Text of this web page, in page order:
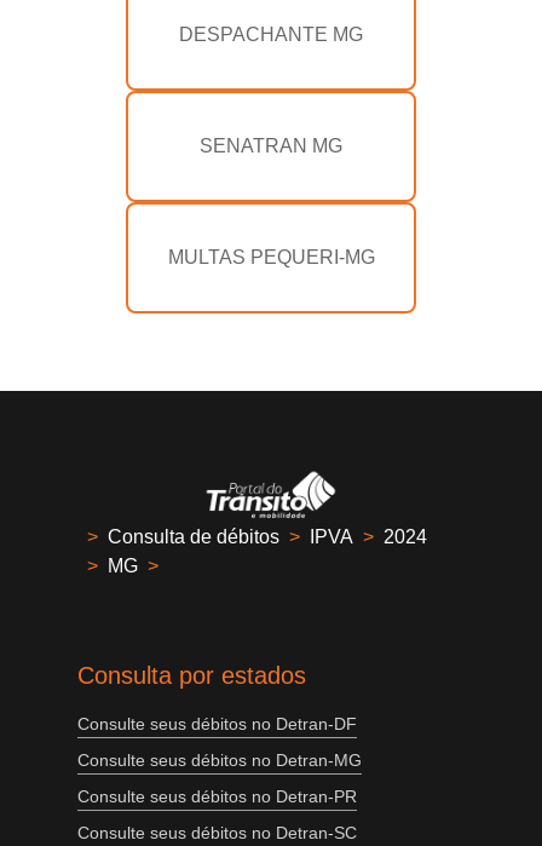
DESPACHANTE MG
SENATRAN MG
MULTAS PEQUERI-MG
> Consulta de débitos > IPVA > 2024
> MG >
Consulta por estados
Consulte seus débitos no Detran-DF
Consulte seus débitos no Detran-MG
Consulte seus débitos no Detran-PR
Consulte seus débitos no Detran-SC